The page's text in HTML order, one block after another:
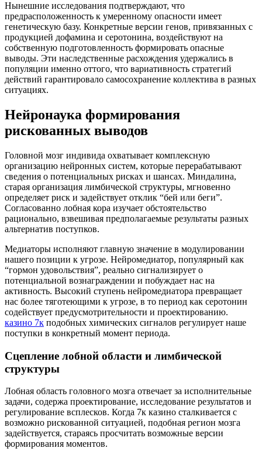
Нынешние исследования подтверждают, что
предрасположенность к умеренному опасности имеет
генетическую базу. Конкретные версии генов, привязанных с
продукцией дофамина и серотонина, воздействуют на
собственную подготовленность формировать опасные
выводы. Эти наследственные расхождения удержались в
популяции именно оттого, что вариативность стратегий
действий гарантировало самосохранение коллектива в разных
ситуациях.
Нейронаука формирования
рискованных выводов
Головной мозг индивида охватывает комплексную
организацию нейронных систем, которые перерабатывают
сведения о потенциальных рисках и шансах. Миндалина,
старая организация лимбической структуры, мгновенно
определяет риск и задействует отклик “бей или беги”.
Согласованно лобная кора изучает обстоятельство
рационально, взвешивая предполагаемые результаты разных
альтернатив поступков.
Медиаторы исполняют главную значение в модулировании
нашего позиции к угрозе. Нейромедиатор, популярный как
“гормон удовольствия”, реально сигнализирует о
потенциальной вознаграждении и побуждает нас на
активность. Высокий ступень нейромедиатора превращает
нас более тяготеющими к угрозе, в то период как серотонин
содействует предусмотрительности и проектированию.
казино 7к подобных химических сигналов регулирует наше
поступки в конкретный момент периода.
Сцепление лобной области и лимбической
структуры
Лобная область головного мозга отвечает за исполнительные
задачи, содержа проектирование, исследование результатов и
регулирование всплесков. Когда 7к казино сталкивается с
возможно рискованной ситуацией, подобная регион мозга
задействуется, стараясь просчитать возможные версии
формирования моментов.